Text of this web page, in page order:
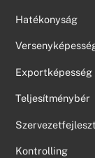
Hatékonyság
Exportképesség
Teljesítménybér
Kontrolling